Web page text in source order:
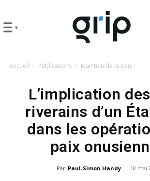
Accueil Publications Maintien de la paix
L’implication
riverains d’un
dans les
paix
Par Paul-Simon Handy - 18 mai